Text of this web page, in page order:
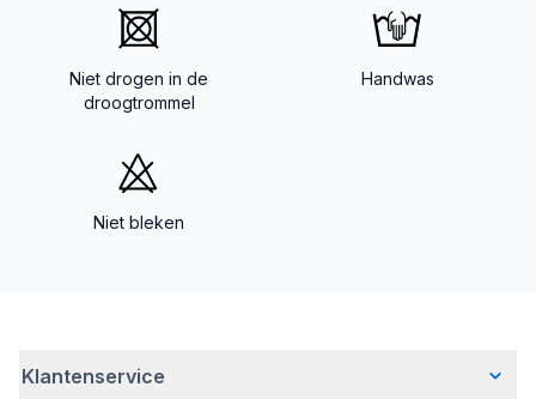
Niet drogen in de
droogtrommel
Handwas
Niet bleken
Klantenservice